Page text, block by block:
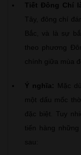
Tiết Đông Chí
Tây, đông chí
Bắc, và là sự
theo phương
chính giữa mùa
Ý nghĩa:
Mặc
một dấu mốc
đặc biệt. Tuy
tiến hàng
sau: